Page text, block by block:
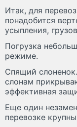
Итак, для
понадобится
усыпления,
Погрузка
режиме.
Спящий
слонам
эффективная
Еще один
перевозке